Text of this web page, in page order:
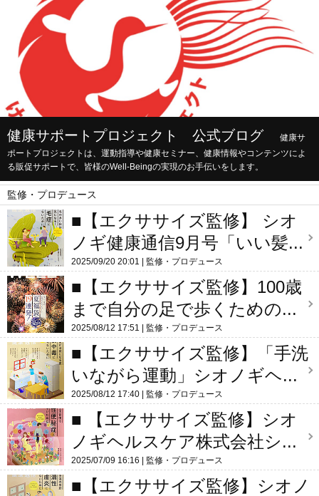
健康サポートプロジェクト 公式ブログ
健康サ
ポートプロジェクトは、運動指導や健康セミナー、健康情報やコンテンツによ
る販促サポートで、皆様のWell-Beingの実現のお手伝いをします。
監修・プロデュース
■【エクササイズ監修】 シオ
ノギ健康通信9月号「いい髪...
2025/09/20 20:01 監修・プロデュース
■【エクササイズ監修】100歳
まで自分の足で歩くための...
2025/08/12 17:51 監修・プロデュース
■【エクササイズ監修】「手洗
いながら運動」シオノギヘ...
2025/08/12 17:40 監修・プロデュース
■ 【エクササイズ監修】シオ
ノギヘルスケア株式会社シ...
2025/07/09 16:16 監修・プロデュース
■【エクササイズ監修】シオノ